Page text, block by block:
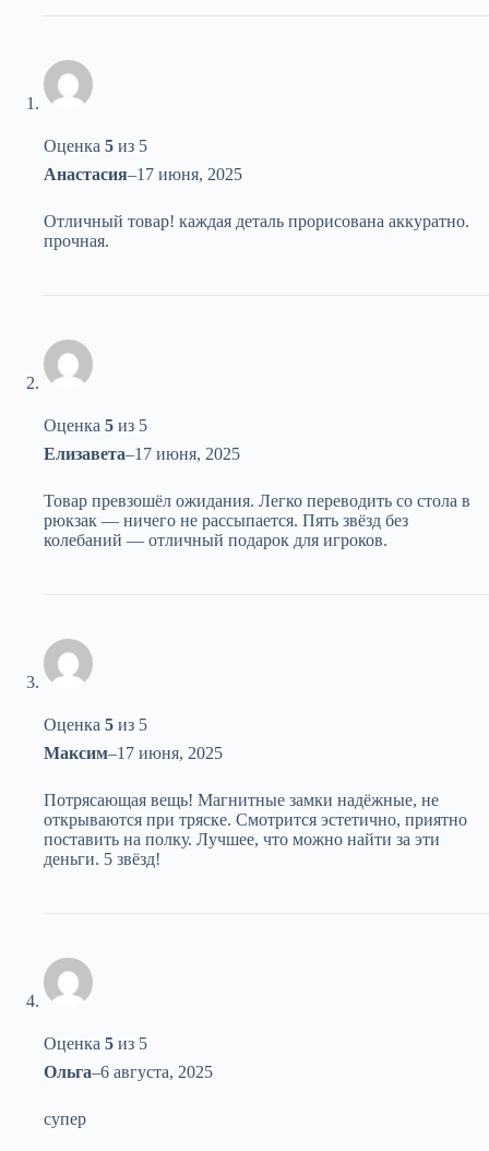
Оценка 5 из 5
Анастасия–17 июня, 2025
Отличный товар! каждая деталь прорисована аккуратно.
прочная.
Оценка 5 из 5
Елизавета–17 июня, 2025
Товар превзошёл ожидания. Легко переводить со стола в
рюкзак — ничего не рассыпается. Пять звёзд без
колебаний — отличный подарок для игроков.
Оценка 5 из 5
Максим–17 июня, 2025
Потрясающая вещь! Магнитные замки надёжные, не
открываются при тряске. Смотрится эстетично, приятно
поставить на полку. Лучшее, что можно найти за эти
деньги. 5 звёзд!
Оценка 5 из 5
Ольга–6 августа, 2025
супер